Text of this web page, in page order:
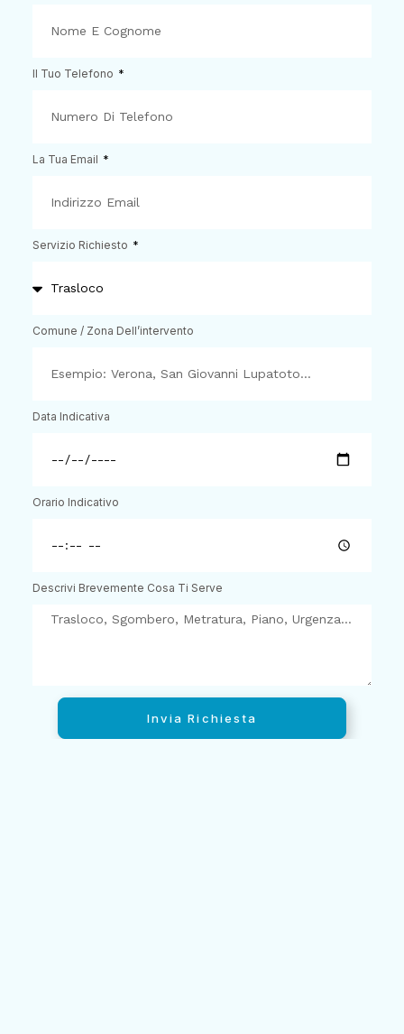
Il Tuo Telefono
La Tua Email
Servizio Richiesto
Comune / Zona Dell’intervento
Data Indicativa
Orario Indicativo
Descrivi Brevemente Cosa Ti Serve
Invia Richiesta